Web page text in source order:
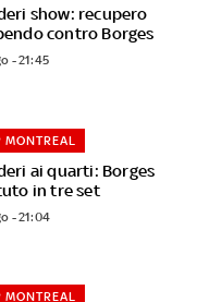
show: recupero
contro Borges
- 21:45
ai quarti: Borges
in tre set
MONTREAL
- 21:04
MONTREAL